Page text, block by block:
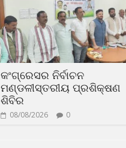
କଂଗ୍ରେସର ନିର୍ବାଚନ
ମଣ୍ଡଳୀସ୍ତରୀୟ ପ୍ରଶିକ୍ଷଣ
ଶିବିର
08/08/2026 0